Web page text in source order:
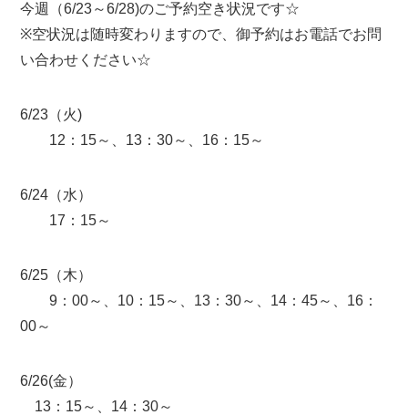
今週（6/23～6/28)のご予約空き状況です☆
※空状況は随時変わりますので、御予約はお電話でお問
い合わせください☆
6/23（火)
12：15～、13：30～、16：15～
6/24（水）
17：15～
6/25（木）
9：00～、10：15～、13：30～、14：45～、16：
00～
6/26(金）
13：15～、14：30～